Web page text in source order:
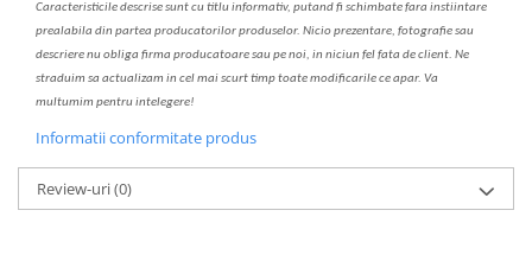
Caracteristicile descrise sunt cu titlu informativ, putand fi schimbate fara instiintare
prealabila din partea producatorilor produselor. Nicio prezentare, fotografie sau
descriere nu obliga firma producatoare sau pe noi, in niciun fel fata de client. Ne
straduim sa actualizam in cel mai scurt timp toate modificarile ce apar. Va
multumim pentru intelegere!
Informatii conformitate produs
Review-uri(0)